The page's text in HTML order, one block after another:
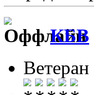
КБВ
Ветеран